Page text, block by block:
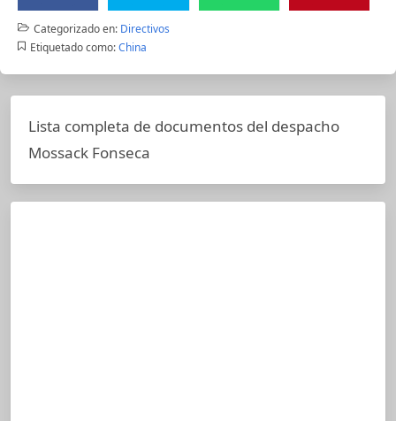
Categorizado en: Directivos
Etiquetado como: China
Lista completa de documentos del despacho
Mossack Fonseca